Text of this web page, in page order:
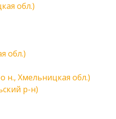
обл.)
обл.)
н., Хмельницкая обл.)
р-н)